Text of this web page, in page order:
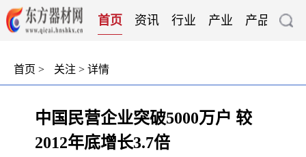
首页 资讯 行业 产业 产品 技术
首页 > 关注 > 详情
中国民营企业突破5000万户 较
2012年底增长3.7倍